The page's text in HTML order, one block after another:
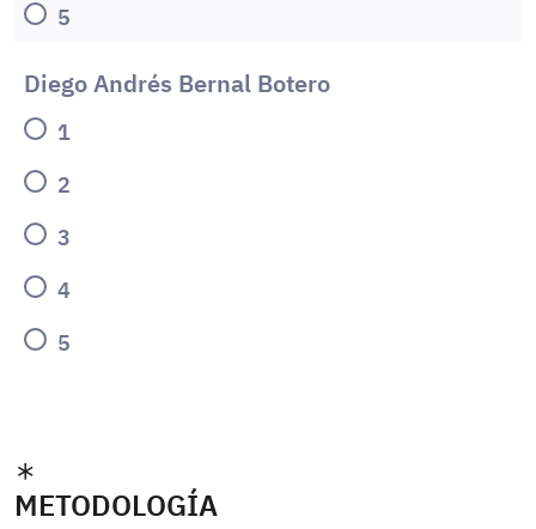
5
Diego Andrés Bernal Botero
1
2
3
4
5
METODOLOGÍA